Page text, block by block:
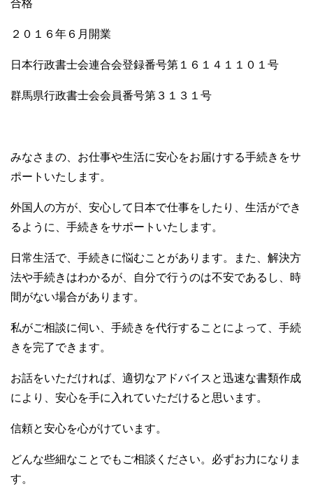
合格
２０１６年６月開業
日本行政書士会連合会登録番号第１６１４１１０１号
群馬県行政書士会会員番号第３１３１号
みなさまの、お仕事や生活に安心をお届けする手続きをサ
ポートいたします。
外国人の方が、安心して日本で仕事をしたり、生活ができ
るように、手続きをサポートいたします。
日常生活で、手続きに悩むことがあります。また、解決方
法や手続きはわかるが、自分で行うのは不安であるし、時
間がない場合があります。
私がご相談に伺い、手続きを代行することによって、手続
きを完了できます。
お話をいただければ、適切なアドバイスと迅速な書類作成
により、安心を手に入れていただけると思います。
信頼と安心を心がけています。
どんな些細なことでもご相談ください。必ずお力になりま
す。